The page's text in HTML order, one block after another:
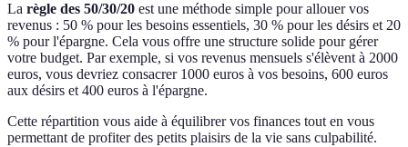
La règle des 50/30/20 est une méthode simple pour allouer vos
revenus : 50 % pour les besoins essentiels, 30 % pour les désirs et 20
% pour l'épargne. Cela vous offre une structure solide pour gérer
votre budget. Par exemple, si vos revenus mensuels s'élèvent à 2000
euros, vous devriez consacrer 1000 euros à vos besoins, 600 euros
aux désirs et 400 euros à l'épargne.
Cette répartition vous aide à équilibrer vos finances tout en vous
permettant de profiter des petits plaisirs de la vie sans culpabilité.